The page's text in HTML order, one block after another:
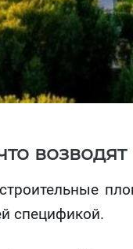
возводят
спецификой.